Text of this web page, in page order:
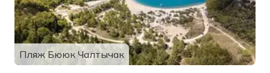
Пляж Бююк Чалтычак